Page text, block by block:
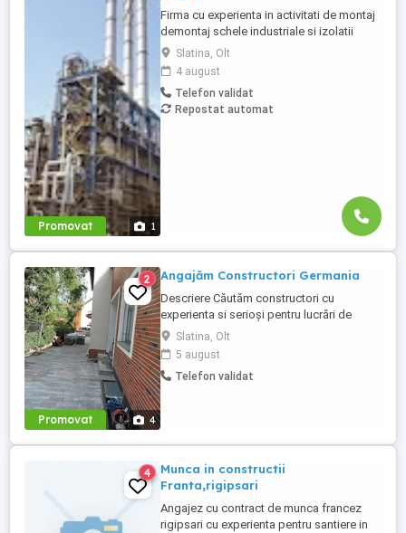
Promovat 1
Firma cu experienta in activitati de montaj
demontaj schele industriale si izolatii
industriale in rafinarii, combinate
petrochimice, otelarii ofera locuri de
munca in Belgia pentru: - schelari
muncitori necalificati pentru activitatea de
montaj demontaj schele industriale; -
Slatina, Olt
4 august
Telefon validat
Repostat automat
Promovat 4
2 Angajăm Constructori Germania
Descriere Căutăm constructori cu
experienta si serioși pentru lucrări de
constructie în Germania, atat calificati cat
si ajutor ucenic ! Lucrări: Termoizolatii
Fatade Polistiren, Renovari interioare,
Placari Klinker, Zidarii Oferim: -- salariu
Slatina, Olt
5 august
Telefon validat
4
Munca in constructii
Franta,rigipsari
Angajez cu contract de munca francez
rigipsari cu experienta pentru santiere in